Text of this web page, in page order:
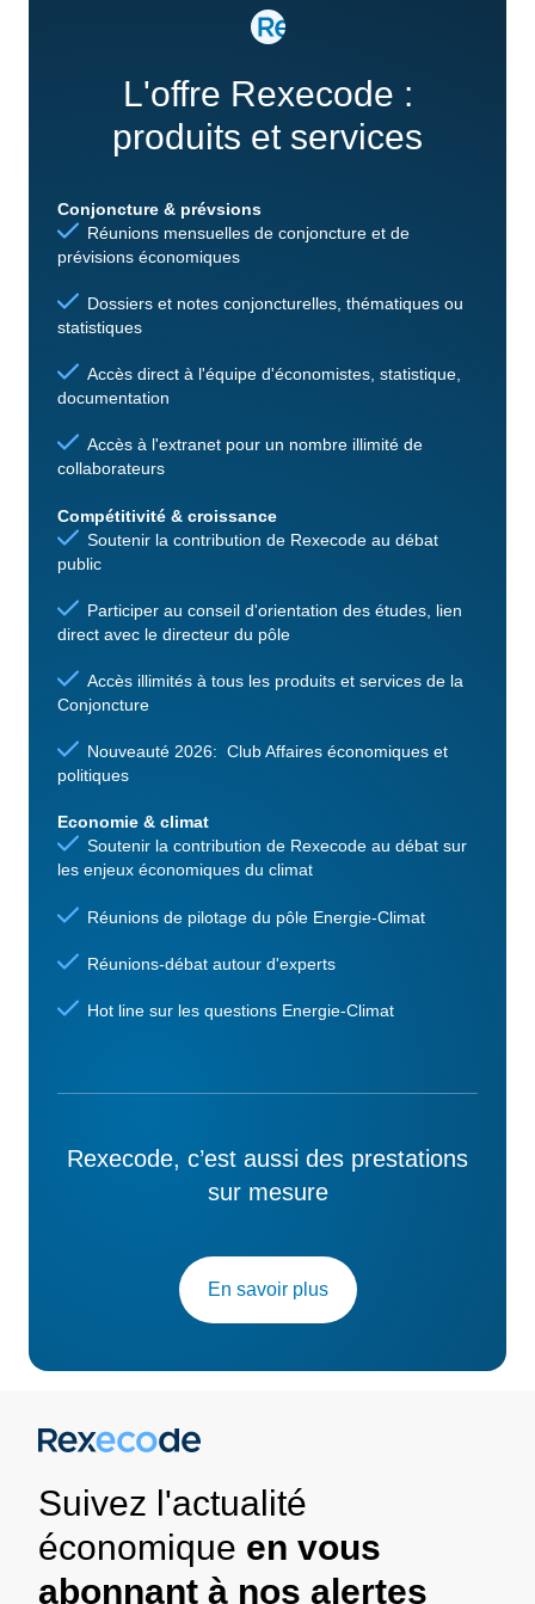
L'offre Rexecode :
produits et services
Conjoncture & prévsions
Réunions mensuelles de conjoncture et de
prévisions économiques
Dossiers et notes conjoncturelles, thématiques ou
statistiques
Accès direct à l'équipe d'économistes, statistique,
documentation
Accès à l'extranet pour un nombre illimité de
collaborateurs
Compétitivité & croissance
Soutenir la contribution de Rexecode au débat
public
Participer au conseil d'orientation des études, lien
direct avec le directeur du pôle
Accès illimités à tous les produits et services de la
Conjoncture
Nouveauté 2026: Club Affaires économiques et
politiques
Economie & climat
Soutenir la contribution de Rexecode au débat sur
les enjeux économiques du climat
Réunions de pilotage du pôle Energie-Climat
Réunions-débat autour d'experts
Hot line sur les questions Energie-Climat
Rexecode, c’est aussi des prestations
sur mesure
En savoir plus
Suivez l'actualité
économique en vous
abonnant à nos alertes